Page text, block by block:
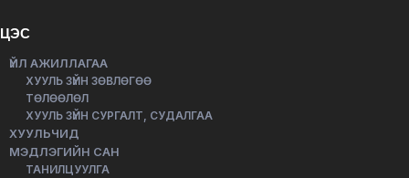
ЦЭС
ҮЙЛ АЖИЛЛАГАА
ХУУЛЬ ЗҮЙН ЗӨВЛӨГӨӨ
ТӨЛӨӨЛӨЛ
ХУУЛЬ ЗҮЙН СУРГАЛТ, СУДАЛГАА
ХУУЛЬЧИД
МЭДЛЭГИЙН САН
ТАНИЛЦУУЛГА